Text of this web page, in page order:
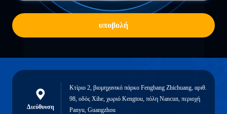
υποβολή
Διεύθυνση
Κτίριο 2, βιομηχανικό πάρκο Fengbang Zhichuang, αριθ.
98, οδός Xihe, χωριό Kengtou, πόλη Nancun, περιοχή
Panyu, Guangzhou